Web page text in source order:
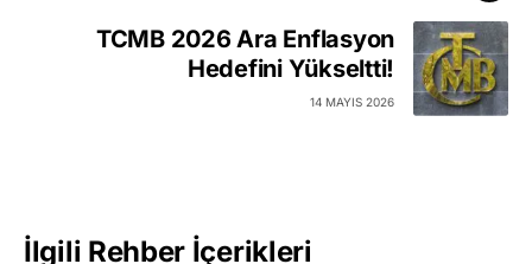
TCMB 2026 Ara Enflasyon
Hedefini Yükseltti!
14 MAYIS 2026
İlgili Rehber İçerikleri